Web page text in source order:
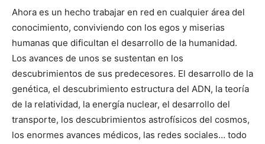
Ahora es un hecho trabajar en red en cualquier área del
conocimiento, conviviendo con los egos y miserias
humanas que dificultan el desarrollo de la humanidad.
Los avances de unos se sustentan en los
descubrimientos de sus predecesores. El desarrollo de la
genética, el descubrimiento estructura del ADN, la teoría
de la relatividad, la energía nuclear, el desarrollo del
transporte, los descubrimientos astrofísicos del cosmos,
los enormes avances médicos, las redes sociales… todo